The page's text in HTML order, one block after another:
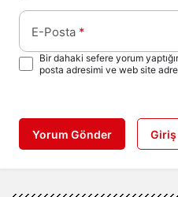
E-Posta *
Bir dahaki sefere yorum
posta adresimi ve web site
Yorum Gönder Giriş